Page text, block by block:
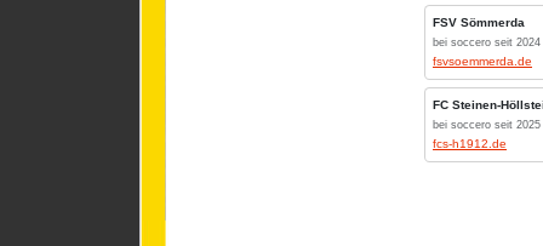
FSV Sömmerda
bei soccero seit 2024
fsvsoemmerda.de
FC Steinen-
bei soccero seit 2025
fcs-h1912.de